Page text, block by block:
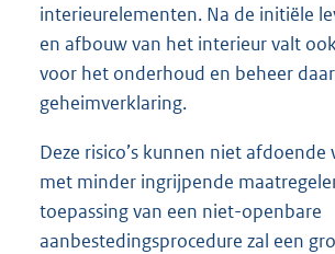
interieurelementen. Na de initiële
en afbouw van het interieur valt
voor het onderhoud en beheer
geheimverklaring.
Deze risico’s kunnen niet
met minder ingrijpende
toepassing van een niet-openbare
aanbestedingsprocedure zal een